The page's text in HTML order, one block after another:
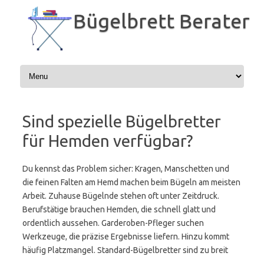
Inhalt
springen
Bügelbrett Berater
Sind spezielle Bügelbretter
für Hemden verfügbar?
Du kennst das Problem sicher: Kragen, Manschetten und
die feinen Falten am Hemd machen beim Bügeln am meisten
Arbeit. Zuhause Bügelnde stehen oft unter Zeitdruck.
Berufstätige brauchen Hemden, die schnell glatt und
ordentlich aussehen. Garderoben-Pfleger suchen
Werkzeuge, die präzise Ergebnisse liefern. Hinzu kommt
häufig Platzmangel. Standard-Bügelbretter sind zu breit